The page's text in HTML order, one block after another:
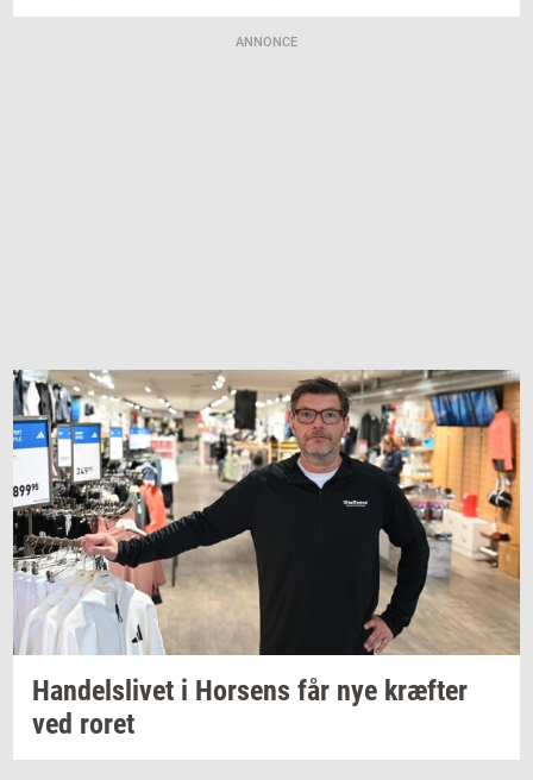
ANNONCE
Han­dels­li­vet i Hor­sens får nye kræf­ter
ved roret